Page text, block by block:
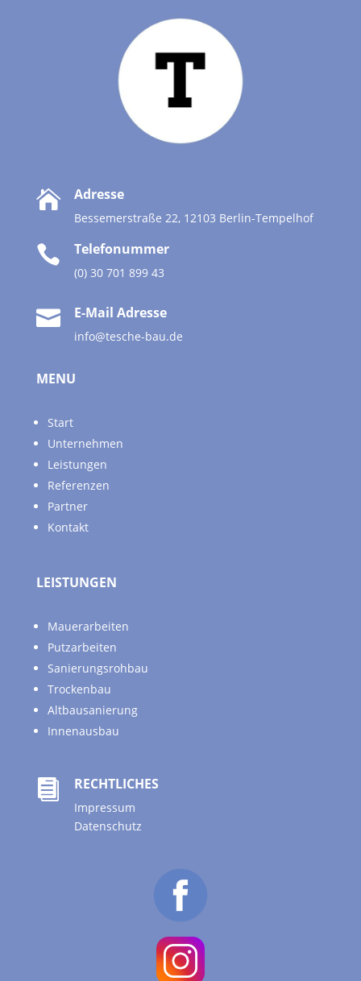
 Adresse
Bessemerstraße 22, 12103 Berlin-Tempelhof
 Telefonummer
(0) 30 701 899 43
 E-Mail Adresse
info@tesche-bau.de
MENU
Start
Unternehmen
Leistungen
Referenzen
Partner
Kontakt
LEISTUNGEN
Mauerarbeiten
Putzarbeiten
Sanierungsrohbau
Trockenbau
Altbausanierung
Innenausbau
 RECHTLICHES
Impressum
Datenschutz